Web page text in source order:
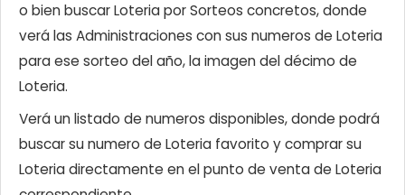
o bien buscar Loteria por Sorteos concretos, donde
verá las Administraciones con sus numeros de Loteria
para ese sorteo del año, la imagen del décimo de
Loteria.
Verá un listado de numeros disponibles, donde podrá
buscar su numero de Loteria favorito y comprar su
Loteria directamente en el punto de venta de Loteria